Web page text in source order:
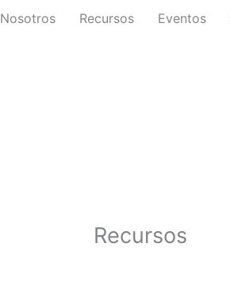
Nosotros Recursos Eventos
Recursos